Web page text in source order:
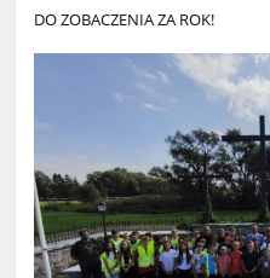
DO ZOBACZENIA ZA ROK!